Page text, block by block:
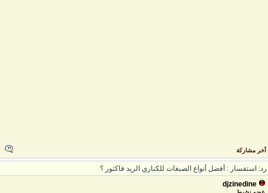
آخر مشاركة
استفسار : أفضل أنواع الصبغات للكناري الريد فاكتور ؟
djzinedine